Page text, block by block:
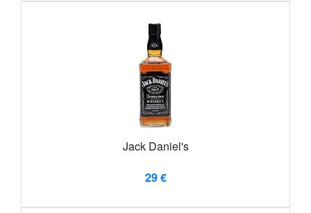
Jack Daniel's
29 €